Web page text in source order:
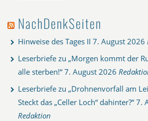
NachDenkSeiten
Hinweise des Tages II 7. August 2026
Leserbriefe zu „Morgen kommt der
alle sterben!“ 7. August 2026
Leserbriefe zu „Drohnenvorfall am
Steckt das „Celler Loch“ dahinter?“ 7.
Redaktion